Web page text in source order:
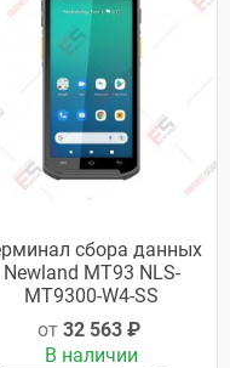
сбора данных
Newland MT93 NLS-
MT9300-W4-SS
от 32 563 ₽
В наличии